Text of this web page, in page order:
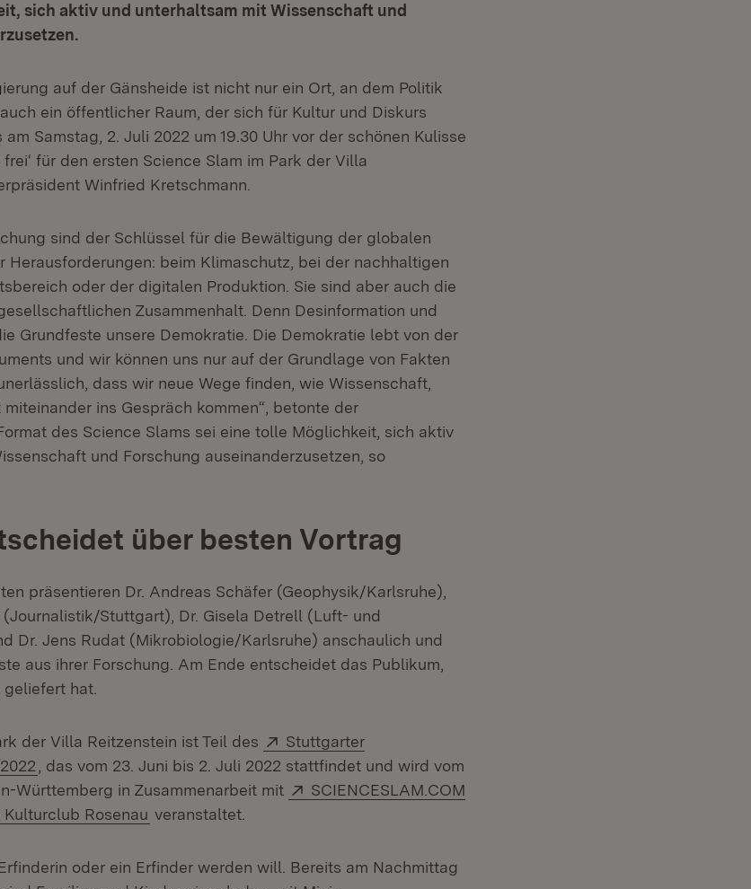
sich aktiv und unterhaltsam mit Wissenschaft und
auf der Gänsheide ist nicht nur ein Ort, an dem Politik
ein öffentlicher Raum, der sich für Kultur und Diskurs
Samstag, 2. Juli 2022 um 19.30 Uhr vor der schönen Kulisse
frei‘ für den ersten Science Slam im Park der Villa
Winfried Kretschmann.
sind der Schlüssel für die Bewältigung der globalen
Herausforderungen: beim Klimaschutz, bei der nachhaltigen
oder der digitalen Produktion. Sie sind aber auch die
Zusammenhalt. Denn Desinformation und
Grundfeste unsere Demokratie. Die Demokratie lebt von der
und wir können uns nur auf der Grundlage von Fakten
dass wir neue Wege finden, wie Wissenschaft,
ins Gespräch kommen“, betonte der
des Science Slams sei eine tolle Möglichkeit, sich aktiv
und Forschung auseinanderzusetzen, so
über besten Vortrag
präsentieren Dr. Andreas Schäfer (Geophysik/Karlsruhe),
(Journalistik/Stuttgart), Dr. Gisela Detrell (Luft- und
Dr. Jens Rudat (Mikrobiologie/Karlsruhe) anschaulich und
aus ihrer Forschung. Am Ende entscheidet das Publikum,
hat.
der Villa Reitzenstein ist Teil des Extern:
Stuttgarter
(Öffnet in neuem Fenster)
, das vom 23. Juni bis 2. Juli 2022 stattfindet und wird vom
Württemberg in Zusammenarbeit mit
Extern:
SCIENCESLAM.COM
Rosenau (Öffnet in neuem Fenster)
veranstaltet.
oder ein Erfinder werden will. Bereits am Nachmittag